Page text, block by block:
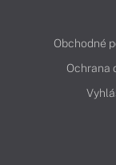
Obchodné
Ochrana